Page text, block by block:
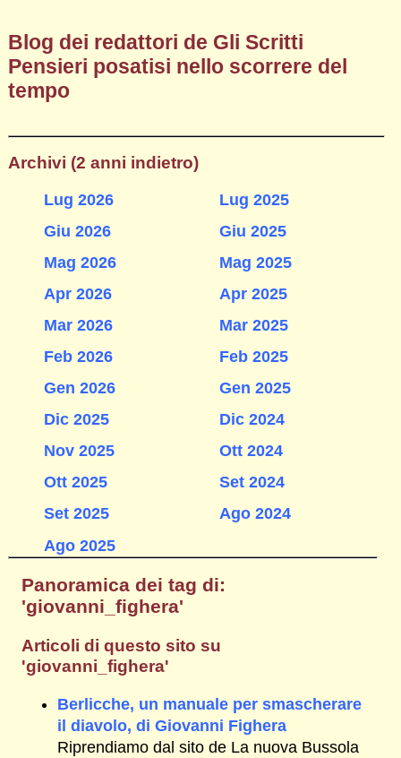
Blog dei redattori de Gli Scritti
Pensieri posatisi nello scorrere del
tempo
Archivi (2 anni indietro)
Lug 2026
Giu 2026
Mag 2026
Apr 2026
Mar 2026
Feb 2026
Gen 2026
Dic 2025
Nov 2025
Ott 2025
Set 2025
Ago 2025
Lug 2025
Giu 2025
Mag 2025
Apr 2025
Mar 2025
Feb 2025
Gen 2025
Dic 2024
Ott 2024
Set 2024
Ago 2024
Panoramica dei tag di:
'giovanni_fighera'
Articoli di questo sito su
'giovanni_fighera'
Berlicche, un manuale per smascherare
il diavolo, di Giovanni Fighera
Riprendiamo dal sito de La nuova Bussola